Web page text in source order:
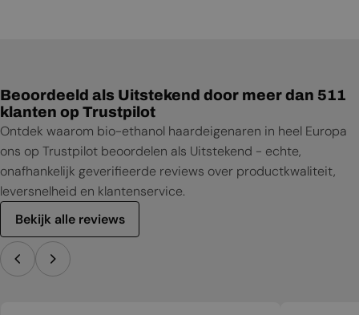
Beoordeeld als Uitstekend door meer dan 511
klanten op Trustpilot
Ontdek waarom bio-ethanol haardeigenaren in heel Europa
ons op Trustpilot beoordelen als Uitstekend - echte,
onafhankelijk geverifieerde reviews over productkwaliteit,
leversnelheid en klantenservice.
Bekijk alle reviews